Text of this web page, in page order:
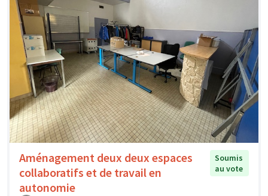
Aménagement deux deux espaces
collaboratifs et de travail en
autonomie
Soumis
au vote